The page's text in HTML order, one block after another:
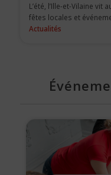
L’été, l’Ille-et-Vilaine vit
fêtes locales et
Actualités